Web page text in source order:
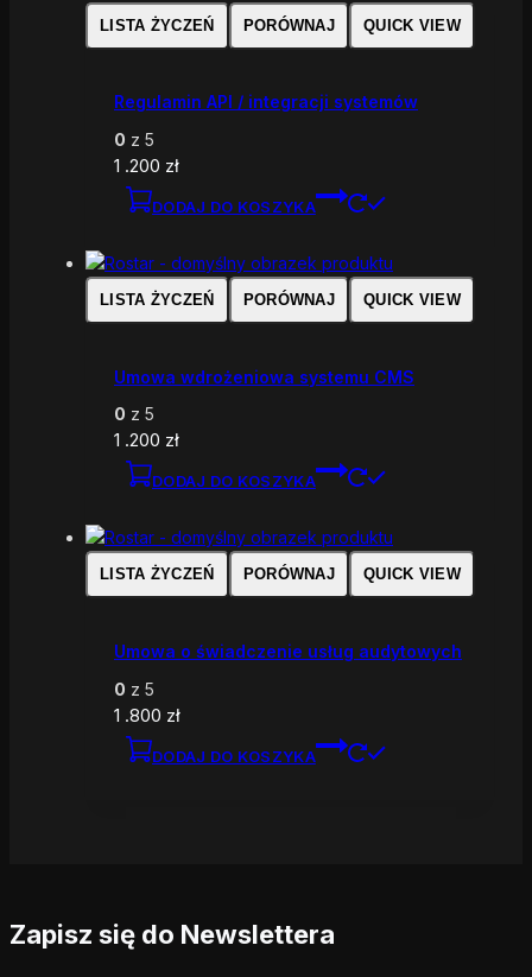
LISTA ŻYCZEŃ PORÓWNAJ QUICK VIEW
Regulamin API / integracji systemów
0 z 5
1 .200 zł
DODAJ DO KOSZYKA
LISTA ŻYCZEŃ PORÓWNAJ QUICK VIEW
Umowa wdrożeniowa systemu CMS
0 z 5
1 .200 zł
DODAJ DO KOSZYKA
LISTA ŻYCZEŃ PORÓWNAJ QUICK VIEW
Umowa o świadczenie usług audytowych
0 z 5
1 .800 zł
DODAJ DO KOSZYKA
Zapisz się do Newslettera